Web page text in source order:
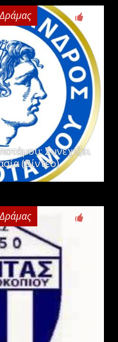
Συνεχίζει
(Βίντεο)